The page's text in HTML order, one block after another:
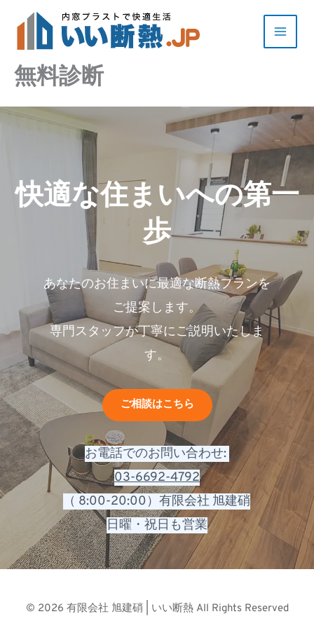
プ
無料診断
快適な住まいへの第一
歩
あなたのお住まいに最適な断熱プランを
ご提案します。
専門スタッフが丁寧にご説明いたしま
す。
ご相談はこちら
お電話でのお問い合わせ:
03-6692-4792
（ 8:00-20:00）有限会社 旭建硝
日曜・祝日も営業
© 2026 有限会社 旭建硝 | いい断熱 All Rights Reserved